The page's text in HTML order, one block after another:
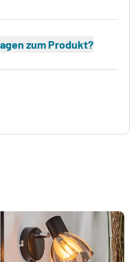
zum Produkt?